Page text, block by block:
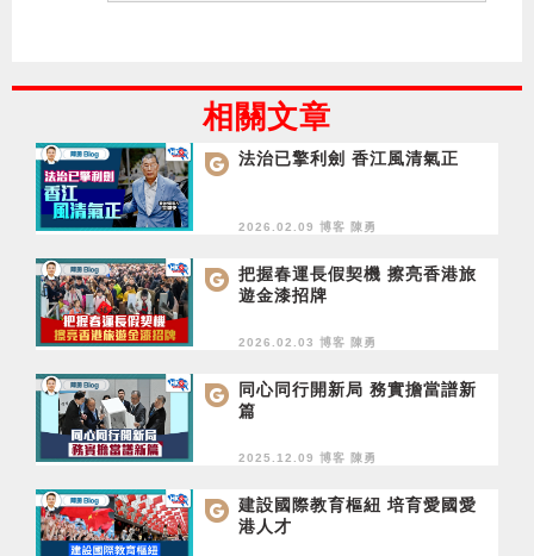
相關文章
法治已擎利劍 香江風清氣正
2026.02.09 博客 陳勇
把握春運長假契機 擦亮香港旅
遊金漆招牌
2026.02.03 博客 陳勇
同心同行開新局 務實擔當譜新
篇
2025.12.09 博客 陳勇
建設國際教育樞紐 培育愛國愛
港人才